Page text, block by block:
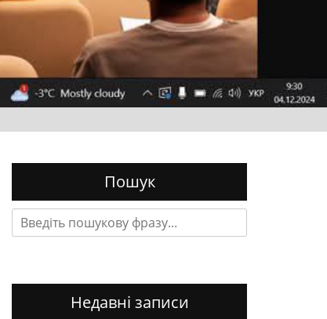
Пошук
Search
for:
Недавні записи